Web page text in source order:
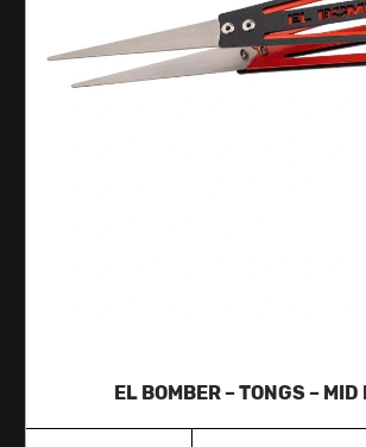
EL BOMBER – TONGS – MID